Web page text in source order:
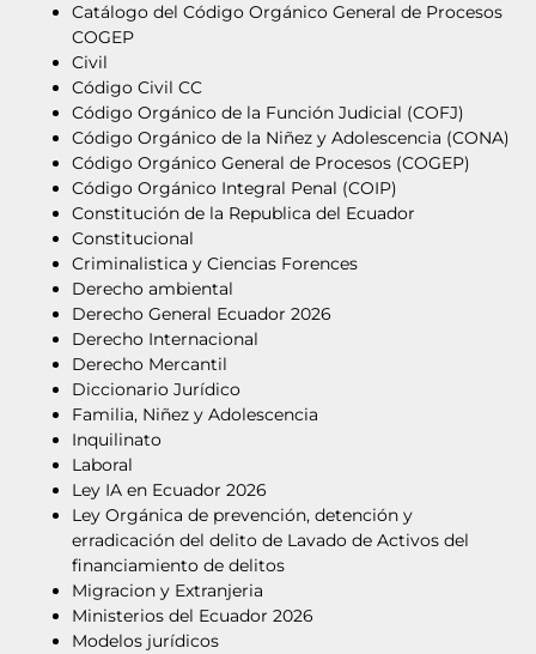
Catálogo del Código Orgánico General de Procesos
COGEP
Civil
Código Civil CC
Código Orgánico de la Función Judicial (COFJ)
Código Orgánico de la Niñez y Adolescencia (CONA)
Código Orgánico General de Procesos (COGEP)
Código Orgánico Integral Penal (COIP)
Constitución de la Republica del Ecuador
Constitucional
Criminalistica y Ciencias Forences
Derecho ambiental
Derecho General Ecuador 2026
Derecho Internacional
Derecho Mercantil
Diccionario Jurídico
Familia, Niñez y Adolescencia
Inquilinato
Laboral
Ley IA en Ecuador 2026
Ley Orgánica de prevención, detención y
erradicación del delito de Lavado de Activos del
financiamiento de delitos
Migracion y Extranjeria
Ministerios del Ecuador 2026
Modelos jurídicos